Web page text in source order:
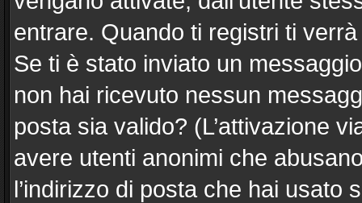
entrare. Quando ti registri ti
Se ti è stato inviato un
non hai ricevuto nessun
posta sia valido? (L’attivazione
avere utenti anonimi che
l’indirizzo di posta che hai usato